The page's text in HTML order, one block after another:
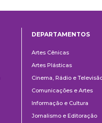
DEPARTAMENTOS
Artes Cênicas
Artes Plásticas
Cinema, Rádio e
Comunicações e Artes
Informação e Cultura
Jornalismo e Editoração